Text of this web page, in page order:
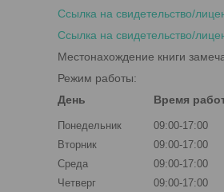
Ссылка на свидетельство/
Ссылка на свидетельство/
Местонахождение книги
Режим работы:
День
Время
Понедельник
09:00-17:00
Вторник
09:00-17:00
Среда
09:00-17:00
Четверг
09:00-17:00